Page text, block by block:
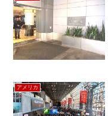
アメリカ